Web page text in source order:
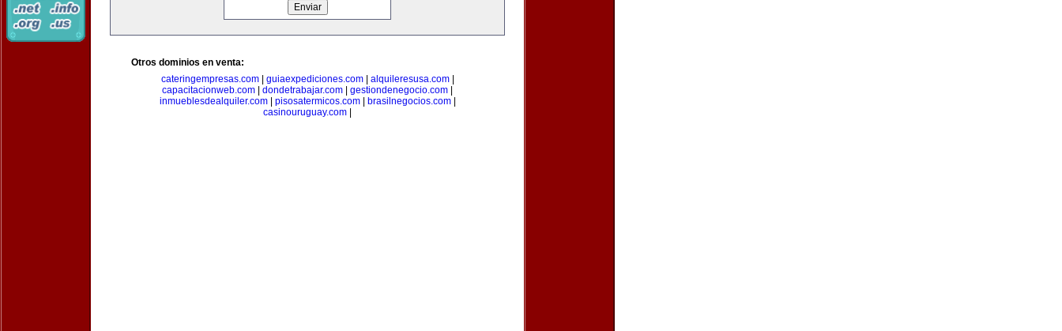
Otros dominios en venta:
cateringempresas.com| guiaexpediciones.com| alquileresusa.com|
capacitacionweb.com
dondetrabajar.com gestiondenegocio.com
inmueblesdealquiler.com| pisosatermicos.com| brasilnegocios.com|
casinouruguay.com